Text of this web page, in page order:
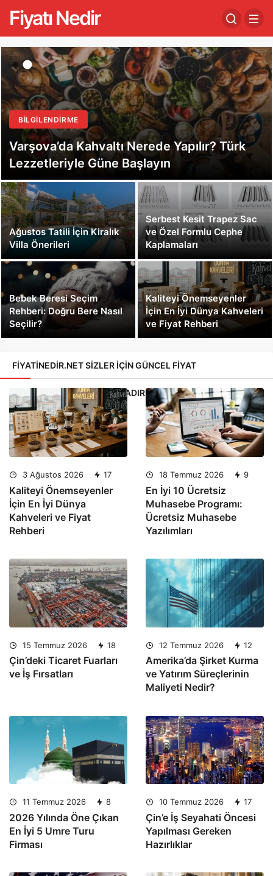
Fiyatı Nedir
BILGILENDIRME
Varşova’da Kahvaltı Nerede Yapılır? Türk
Lezzetleriyle Güne Başlayın
Ağustos Tatili İçin Kiralık
Villa Önerileri
Serbest Kesit Trapez Sac
ve Özel Formlu Cephe
Kaplamaları
Bebek Beresi Seçim
Rehberi: Doğru Bere Nasıl
Seçilir?
Kaliteyi Önemseyenler
İçin En İyi Dünya Kahveleri
ve Fiyat Rehberi
FIYATINEDIR.NET SIZLER IÇIN GÜNCEL FIYAT
ARAŞTIRMALARI YAPMAKTADIR.
3 Ağustos 2026 17
Kaliteyi Önemseyenler
İçin En İyi Dünya
Kahveleri ve Fiyat
Rehberi
18 Temmuz 2026 9
En İyi 10 Ücretsiz
Muhasebe Programı:
Ücretsiz Muhasebe
Yazılımları
15 Temmuz 2026 18
Çin’deki Ticaret Fuarları
ve İş Fırsatları
12 Temmuz 2026 12
Amerika’da Şirket Kurma
ve Yatırım Süreçlerinin
Maliyeti Nedir?
11 Temmuz 2026 8
2026 Yılında Öne Çıkan
En İyi 5 Umre Turu
Firması
10 Temmuz 2026 17
Çin’e İş Seyahati Öncesi
Yapılması Gereken
Hazırlıklar